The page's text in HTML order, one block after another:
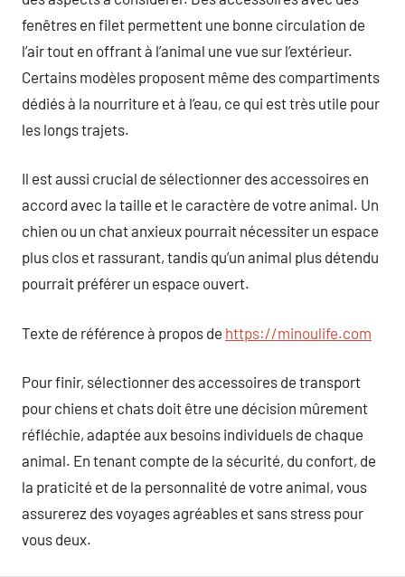
fenêtres en filet permettent une bonne circulation de
l’air tout en offrant à l’animal une vue sur l’extérieur.
Certains modèles proposent même des compartiments
dédiés à la nourriture et à l’eau, ce qui est très utile pour
les longs trajets.
Il est aussi crucial de sélectionner des accessoires en
accord avec la taille et le caractère de votre animal. Un
chien ou un chat anxieux pourrait nécessiter un espace
plus clos et rassurant, tandis qu’un animal plus détendu
pourrait préférer un espace ouvert.
Texte de référence à propos de https://minoulife.com
Pour finir, sélectionner des accessoires de transport
pour chiens et chats doit être une décision mûrement
réfléchie, adaptée aux besoins individuels de chaque
animal. En tenant compte de la sécurité, du confort, de
la praticité et de la personnalité de votre animal, vous
assurerez des voyages agréables et sans stress pour
vous deux.